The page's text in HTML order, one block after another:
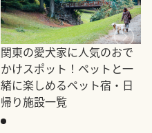
関東の愛犬家に人気のおで
かけスポット！ペットと一
緒に楽しめるペット宿・日
帰り施設一覧